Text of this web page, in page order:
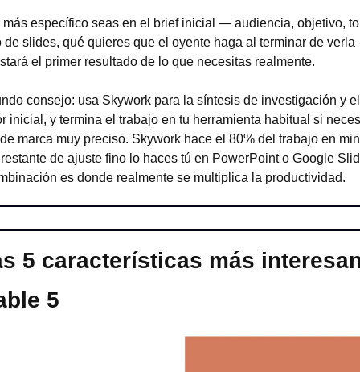
más específico seas en el brief inicial — audiencia, objetivo,
de slides, qué quieres que el oyente haga al terminar de
el primer resultado de lo que necesitas realmente.
consejo: usa Skywork para la síntesis de investigación y el
inicial, y termina el trabajo en tu herramienta habitual si
marca muy preciso. Skywork hace el 80% del trabajo en
de ajuste fino lo haces tú en PowerPoint o Google
es donde realmente se multiplica la productividad.
5 características más
5